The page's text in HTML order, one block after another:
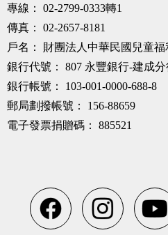
專線：
02-2799-0333轉1
傳真：
02-2657-8181
戶名：
財團法人中華民國兒童
銀行代號：
807 永豐銀行-建成
銀行帳號：
103-001-0000-688-8
郵局劃撥帳號：
156-88659
電子發票捐贈碼：
885521